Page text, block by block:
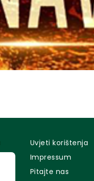
Uvjeti korištenja
Impressum
Pitajte nas